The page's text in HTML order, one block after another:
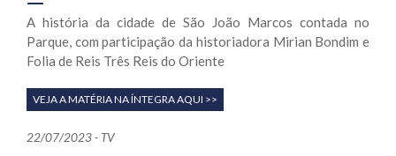
A história da cidade de São João Marcos contada no
Parque, com participação da historiadora Mirian Bondim e
Folia de Reis Três Reis do Oriente
VEJA A MATÉRIA NA ÍNTEGRA AQUI >>
22/07/2023 - TV